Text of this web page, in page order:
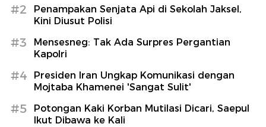
#2
Penampakan Senjata Api di Sekolah Jaksel,
Kini Diusut Polisi
#3
Mensesneg: Tak Ada Surpres Pergantian
Kapolri
#4
Presiden Iran Ungkap Komunikasi dengan
Mojtaba Khamenei 'Sangat Sulit'
#5
Potongan Kaki Korban Mutilasi Dicari, Saepul
Ikut Dibawa ke Kali